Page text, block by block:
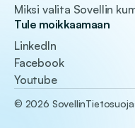
Miksi valita Sovellin
Tule moikkaamaan
LinkedIn
Facebook
Youtube
© 2026 Sovellin